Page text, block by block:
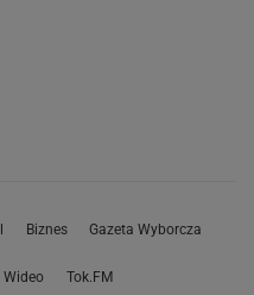
Biznes Gazeta Wyborcza
Wideo Tok.FM